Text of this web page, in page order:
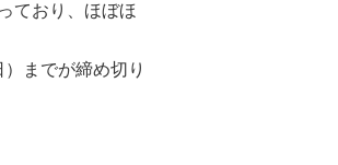
ており、ほぼほ
までが締め切り